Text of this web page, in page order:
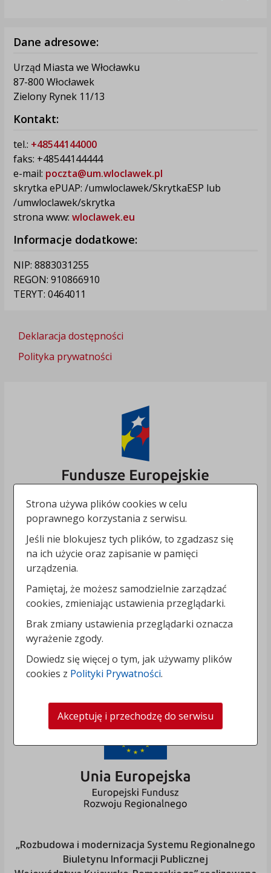
Dane adresowe:
Urząd Miasta we Włocławku
87-800 Włocławek
Zielony Rynek 11/13
Kontakt:
tel.: +48544144000
faks: +48544144444
e-mail: poczta@um.wloclawek.pl
skrytka ePUAP: /umwloclawek/SkrytkaESP lub
/umwloclawek/skrytka
strona www: wloclawek.eu
Informacje dodatkowe:
NIP: 8883031255
REGON: 910866910
TERYT: 0464011
Deklaracja dostępności
Polityka prywatności
„Rozbudowa i modernizacja Systemu Regionalnego
Biuletynu Informacji Publicznej
Strona używa plików cookies w celu
poprawnego korzystania z serwisu.
Jeśli nie blokujesz tych plików, to zgadzasz się
na ich użycie oraz zapisanie w pamięci
urządzenia.
Pamiętaj, że możesz samodzielnie zarządzać
cookies, zmieniając ustawienia przeglądarki.
Brak zmiany ustawienia przeglądarki oznacza
wyrażenie zgody.
Dowiedz się więcej o tym, jak używamy plików
cookies z Polityki Prywatności.
Akceptuję i przechodzę do serwisu